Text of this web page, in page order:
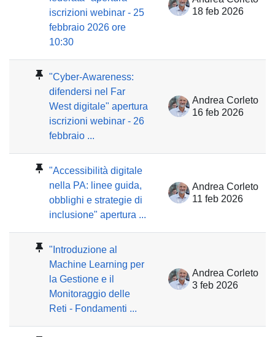
iscrizioni webinar - 25
febbraio 2026 ore
10:30
18 feb 2026
"Cyber-Awareness:
difendersi nel Far
West digitale" apertura
iscrizioni webinar - 26
febbraio ...
Andrea Corleto
16 feb 2026
"Accessibilità digitale
nella PA: linee guida,
obblighi e strategie di
inclusione" apertura ...
Andrea Corleto
11 feb 2026
"Introduzione al
Machine Learning per
la Gestione e il
Monitoraggio delle
Reti - Fondamenti ...
Andrea Corleto
3 feb 2026